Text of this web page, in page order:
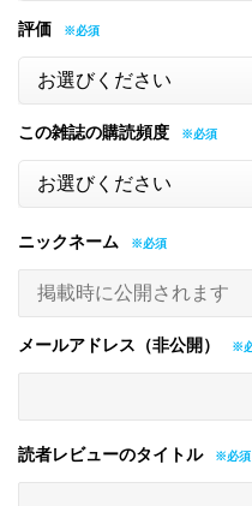
評価
この雑誌の購読頻度
ニックネーム
メールアドレス（非公開）
読者レビューのタイトル